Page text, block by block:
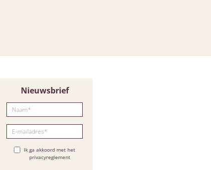
Nieuwsbrief
Ik ga akkoord met het
privacyreglement